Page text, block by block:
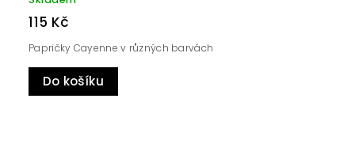
115 Kč
Do košíku
Papričky Cayenne v různých barvách